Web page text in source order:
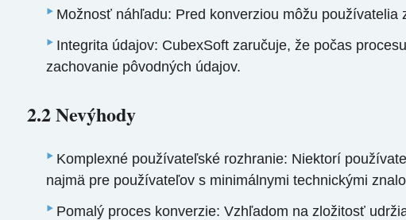
Možnosť náhľadu: Pred konverziou môžu
Integrita údajov: CubexSoft zaručuje, že počas
zachovanie pôvodných údajov.
2.2 Nevýhody
Komplexné používateľské rozhranie: Niektorí
najmä pre používateľov s minimálnymi technickými
Pomalý proces konverzie: Vzhľadom na zložitosť